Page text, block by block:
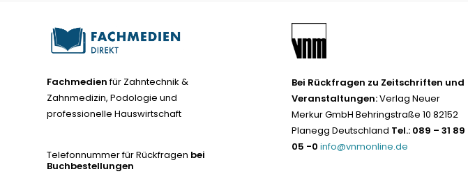
Fachmedienfür Zahntechnik &
Zahnmedizin, Podologie und
professionelle Hauswirtschaft
Telefonnummer für Rückfragen bei
Buchbestellungen
Bei Rückfragen zu Zeitschriften und
Veranstaltungen:Verlag Neuer
Merkur GmbH Behringstraße 10 82152
Planegg Deutschland Tel.: 089 – 31 89
05 -0 info@vnmonline.de